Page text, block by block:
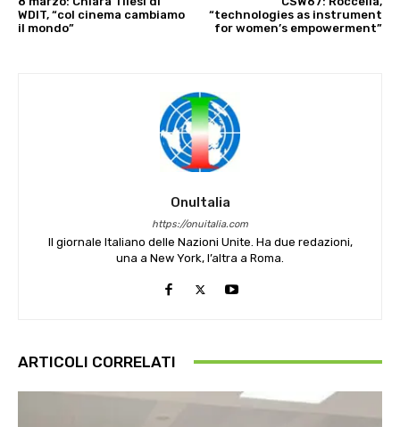
WDIT, “col cinema cambiamo
il mondo”
“technologies as instrument
for women’s empowerment”
OnuItalia
https://onuitalia.com
Il giornale Italiano delle Nazioni Unite. Ha due redazioni,
una a New York, l’altra a Roma.
ARTICOLI CORRELATI